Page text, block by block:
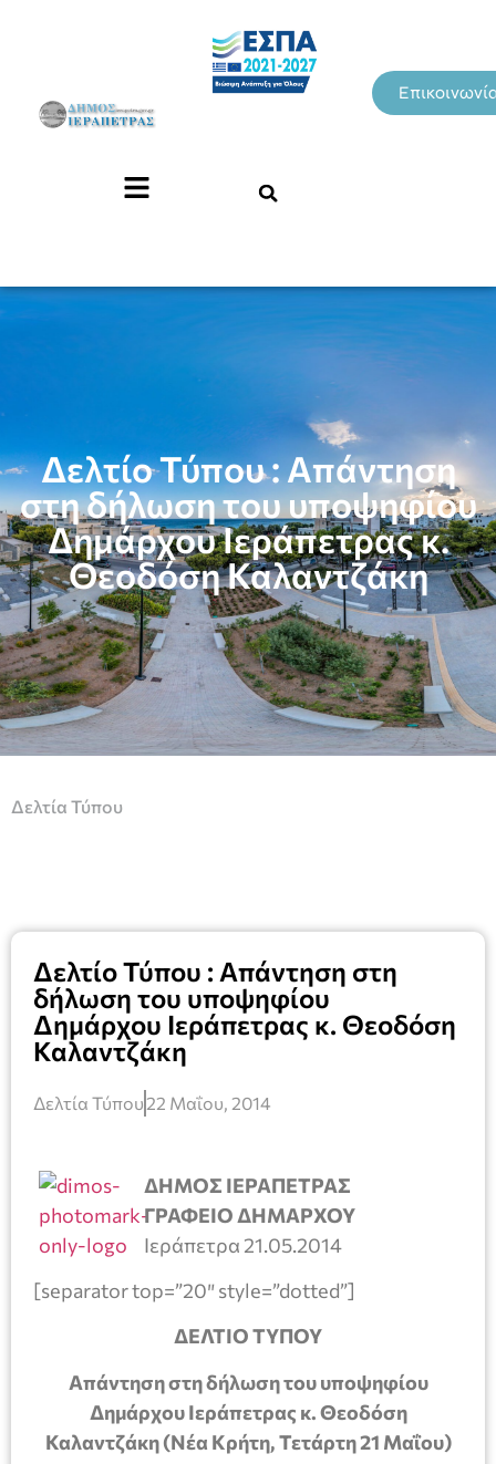
Δελτίο Τύπου : Απάντηση
στη δήλωση του υποψηφίου
Δημάρχου Ιεράπετρας κ.
Θεοδόση Καλαντζάκη
Δελτία Τύπου
Δελτίο Τύπου : Απάντηση στη
δήλωση του υποψηφίου
Δημάρχου Ιεράπετρας κ. Θεοδόση
Καλαντζάκη
Δελτία Τύπου 22 Μαΐου, 2014
ΔΗΜΟΣ ΙΕΡΑΠΕΤΡΑΣ
ΓΡΑΦΕΙΟ ΔΗΜΑΡΧΟΥ
Ιεράπετρα 21.05.2014
[separator top=”20″ style=”dotted”]
ΔΕΛΤΙΟ ΤΥΠΟΥ
Απάντηση στη δήλωση του υποψηφίου
Δημάρχου Ιεράπετρας κ. Θεοδόση
Καλαντζάκη (Νέα Κρήτη, Τετάρτη 21 Μαΐου)